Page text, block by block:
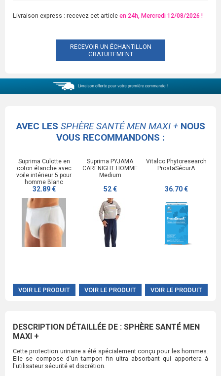
Livraison express : recevez cet article en 24h, Mercredi 12/08/2026 !
RECEVOIR UN ÉCHANTILLON
GRATUITEMENT
AVEC LES SPHÈRE SANTÉ MEN MAXI +NOUS
VOUS RECOMMANDONS :
Suprima Culotte en
coton étanche avec
voile intérieur 5 pour
homme Blanc
32.89 €
VOIR LE PRODUIT
Suprima PYJAMA
CARENIGHT HOMME
Medium
52 €
VOIR LE PRODUIT
Vitalco Phytoresearch
ProstaSécurA
36.70 €
VOIR LE PRODUIT
DESCRIPTION DÉTAILLÉE DE : SPHÈRE SANTÉ MEN
MAXI +
Cette protection urinaire a été spécialement conçu pour les hommes.
Elle se compose d'un tampon fin ultra absorbant qui apportera à
l'utilisateur sécurité et discrétion.